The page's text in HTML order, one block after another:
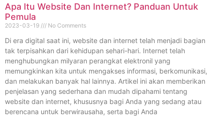
Apa Itu Website Dan Internet? Panduan Untuk
Pemula
2023-03-19 No Comments
Di era digital saat ini, website dan internet telah menjadi bagian
tak terpisahkan dari kehidupan sehari-hari. Internet telah
menghubungkan milyaran perangkat elektronil yang
memungkinkan kita untuk mengakses informasi, berkomunikasi,
dan melakukan banyak hal lainnya. Artikel ini akan memberikan
penjelasan yang sederhana dan mudah dipahami tentang
website dan internet, khususnya bagi Anda yang sedang atau
berencana untuk berwirausaha, serta bagi Anda